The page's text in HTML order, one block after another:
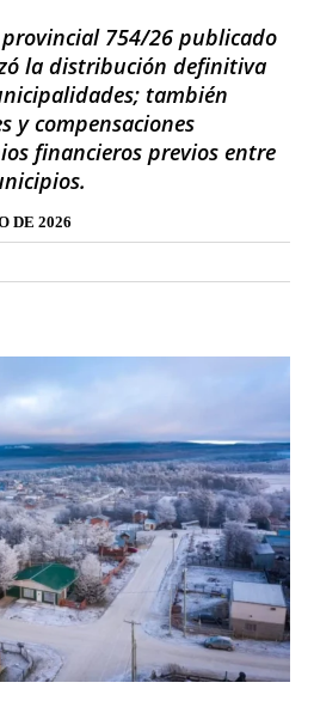
754/26 publicado
la distribución definitiva
también
y compensaciones
financieros previos entre
DE 2026